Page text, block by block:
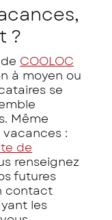
?
COOLOC
à moyen ou
se
Même
:
de
renseignez
futures
contact
les